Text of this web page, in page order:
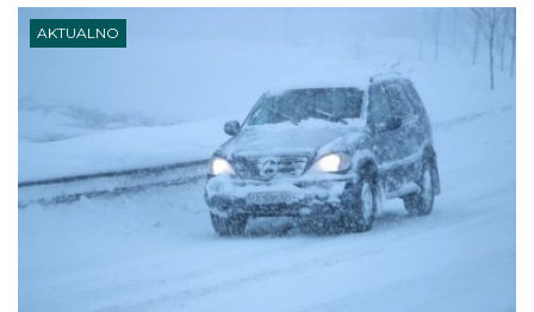
AKTUALNO